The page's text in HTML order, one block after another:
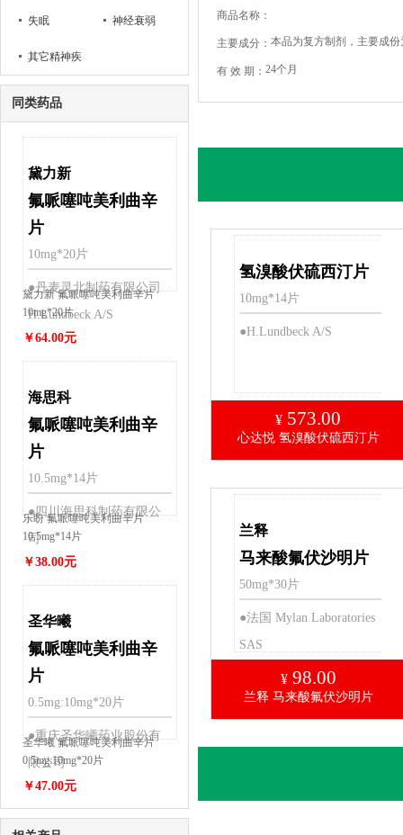
失眠 神经衰弱
其它精神疾
同类药品
黛力新
氟哌噻吨美利曲辛
片
10mg*20片
●丹麦灵北制药有限公司
H.Lundbeck A/S
黛力新 氟哌噻吨美利曲辛片
10mg*20片
￥64.00元
海思科
氟哌噻吨美利曲辛
片
10.5mg*14片
●四川海思科制药有限公
司
乐盼 氟哌噻吨美利曲辛片
10.5mg*14片
￥38.00元
圣华曦
氟哌噻吨美利曲辛
片
0.5mg:10mg*20片
●重庆圣华曦药业股份有
限公司
圣华曦 氟哌噻吨美利曲辛片
0.5mg:10mg*20片
￥47.00元
商品名称：
主要成分： 本品为复方制剂，主要成
有 效 期： 24个月
氢溴酸伏硫西汀片
10mg*14片
●H.Lundbeck A/S
¥ 573.00
心达悦 氢溴酸伏硫西汀片
兰释
马来酸氟伏沙明片
50mg*30片
●法国 Mylan Laboratories
SAS
¥ 98.00
兰释 马来酸氟伏沙明片